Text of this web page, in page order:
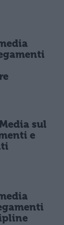
sul
e